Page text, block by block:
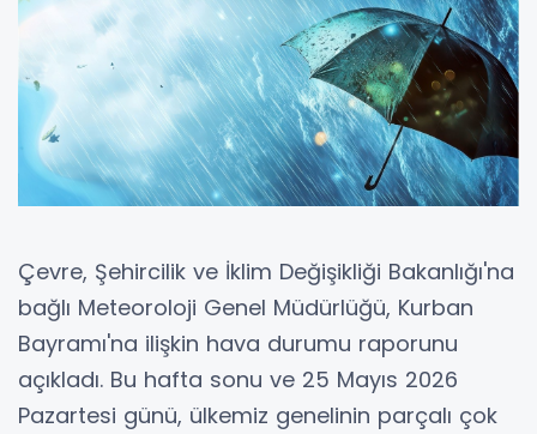
Çevre, Şehircilik ve İklim Değişikliği Bakanlığı'na
bağlı Meteoroloji Genel Müdürlüğü, Kurban
Bayramı'na ilişkin hava durumu raporunu
açıkladı. Bu hafta sonu ve 25 Mayıs 2026
Pazartesi günü, ülkemiz genelinin parçalı çok